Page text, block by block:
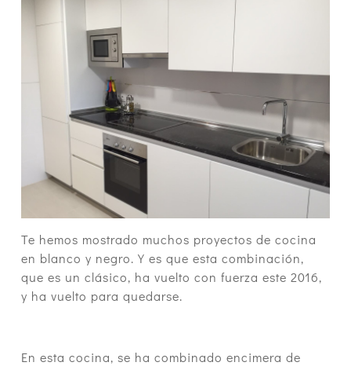
Te hemos mostrado muchos proyectos de cocina
en blanco y negro. Y es que esta combinación,
que es un clásico, ha vuelto con fuerza este 2016,
y ha vuelto para quedarse.
En esta cocina, se ha combinado encimera de